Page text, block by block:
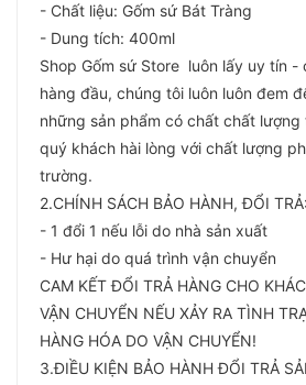
- Chất liệu: Gốm sứ Bát Tràng
- Dung tích: 400ml
Shop Gốm sứ Store luôn lấy uy tín -
hàng đầu, chúng tôi luôn luôn đem
những sản phẩm có chất chất
quý khách hài lòng với chất lượng
trường.
2.CHÍNH SÁCH BẢO HÀNH, ĐỔI TRẢ:
- 1 đổi 1 nếu lỗi do nhà sản xuất
- Hư hại do quá trình vận chuyển
CAM KẾT ĐỔI TRẢ HÀNG CHO
VẬN CHUYỂN NẾU XẢY RA TÌNH
HÀNG HÓA DO VẬN CHUYỂN!
3.ĐIỀU KIỆN BẢO HÀNH ĐỔI TRẢ